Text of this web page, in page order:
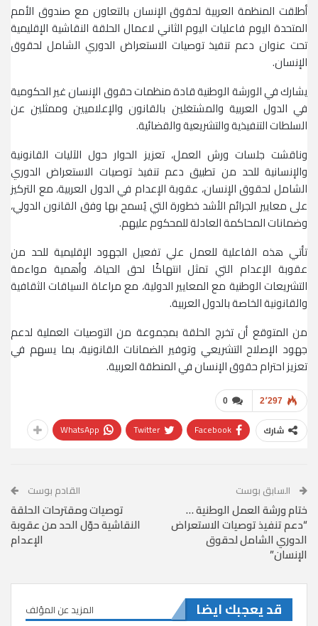
أطلقت المنظمة العربية لحقوق الإنسان بالتعاون مع صندوق الأمم
المتحدة اليوم فاعليات اليوم الثاني لاعمال الحلقة النقاشية الإقليمية
تحت عنوان دعم تنفيذ توصيات الاستعراض الدوري الشامل لحقوق
الإنسان.
يشارك في الورشة الوطنية قادة منظمات حقوق الإنسان غير الحكومية
في الدول العربية والمشتغلين بالقانون والإعلاميين وممثلين عن
السلطات التنفيذية والتشريعية والقضائية.
وناقشت جلسات ورش العمل، تعزيز الحوار حول الآليات القانونية
والإنسانية للحد من تطبيق دعم تنفيذ توصيات الاستعراض الدوري
الشامل لحقوق الإنسان، عقوبة الإعدام في الدول العربية، مع التركيز
على معايير الجرائم الأشد خطورة التي يُسمح بها وفق القانون الدولي،
وضمانات المحاكمة العادلة للمحكوم عليهم.
تأتي هذه الفاعلية للعمل علي تفعيل الجهود الإقليمية للحد من
عقوبة الإعدام التي تمثل انتهاكًا لحق الحياة، وأهمية مواءمة
التشريعات الوطنية مع المعايير الدولية، مع مراعاة السياقات الثقافية
والقانونية الخاصة بالدول العربية.
من المتوقع أن تخرج الحلقة بمجموعة من التوصيات العملية لدعم
جهود الإصلاح التشريعي وتوفير الضمانات القانونية، بما يسهم في
تعزيز احترام حقوق الإنسان في المنطقة العربية.
0 2٬297
شارك Facebook
Twitter
WhatsApp
السابق بوست
ختام ورشة العمل الوطنية …
“دعم تنفيذ توصيات الاستعراض
الدوري الشامل لحقوق
الإنسان”
القادم بوست
توصيات ومقترحات الحلقة
النقاشية حوّل الحد من عقوبة
الإعدام
قد يعجبك ايضا المزيد عن المؤلف